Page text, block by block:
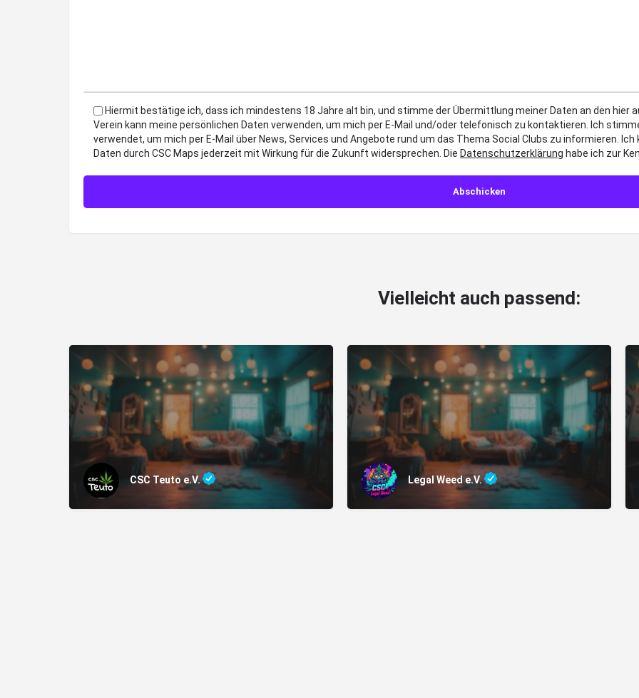
Hiermit bestätige ich, dass ich mindestens 18 Jahre alt bin, und stimme der Übermittlung meiner Daten an den hier
Verein kann meine persönlichen Daten verwenden, um mich per E-Mail und/oder telefonisch zu kontaktieren. Ich
verwendet, um mich per E-Mail über News, Services und Angebote rund um das Thema Social Clubs zu informieren.
Daten durch CSC Maps jederzeit mit Wirkung für die Zukunft widersprechen. Die Datenschutzerklärung habe ich zur
Vielleicht auch passend:
CSC Teuto e.V. Legal Weed e.V.